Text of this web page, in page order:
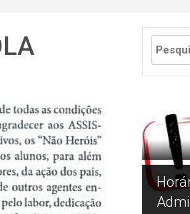
ciclos
Horário –
Administrativos